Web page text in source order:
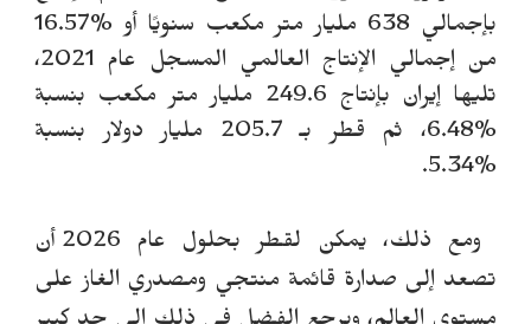
بإجمالي 638 مليار متر مكعب سنويًا أو %16.57
من إجمالي الإنتاج العالمي المسجل عام 2021،
تليها إيران بإنتاج 249.6 مليار متر مكعب بنسبة
%6.48، ثم قطر بـ 205.7 مليار دولار بنسبة
%5.34.
ومع ذلك، يمكن لقطر بحلول عام 2026 أن
تصعد إلى صدارة قائمة منتجي ومصدري الغاز على